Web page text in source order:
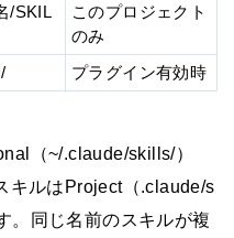
/SKIL
このプロジェクト
のみ
プラグイン有効時
（~/.claude/skills/）
キルはProject（.claude/s
。同じ名前のスキルが複